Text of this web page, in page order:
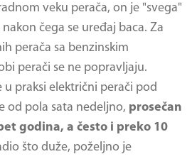
veku perača, on je "svega"
čega se uređaj baca. Za
perača sa benzinskim
perači se ne popravljaju.
praksi električni perači pod
od pola sata nedeljno, prosečan
godina, a često i preko 10
što duže, poželjno je